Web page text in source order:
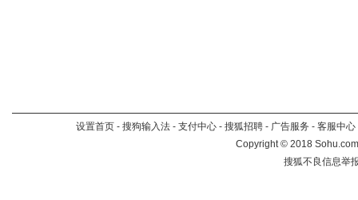
设置首页 - 搜狗输入法 - 支付中心 - 搜狐招聘 - 广告服务 - 客服中心
Copyright©2018
搜狐不良信息举